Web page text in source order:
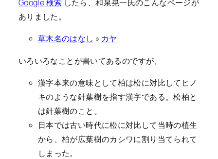
Google 検索 したら、和泉晃一氏のこんなページが
ありました。
草木名のはなし » カヤ
いろいろなことが書いてあるのですが、
漢字本来の意味として柏は松に対比してヒノ
キのような針葉樹を指す漢字である。松柏と
は針葉樹のこと。
日本では古い時代に松に対比して当時の植生
から、柏が広葉樹のカシワに割り当てられて
しまった。